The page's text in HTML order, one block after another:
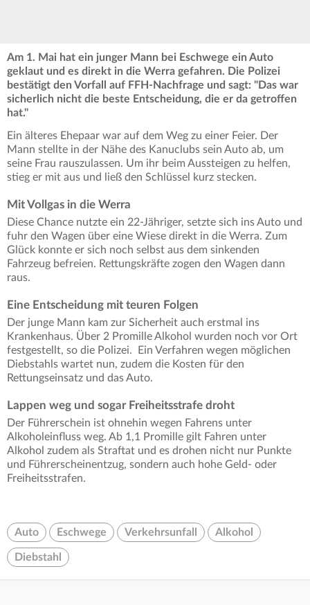
Am 1. Mai hat ein junger Mann bei Eschwege ein Auto
geklaut und es direkt in die Werra gefahren. Die Polizei
bestätigt den Vorfall auf FFH-Nachfrage und sagt: "Das war
sicherlich nicht die beste Entscheidung, die er da getroffen
hat."
Ein älteres Ehepaar war auf dem Weg zu einer Feier. Der
Mann stellte in der Nähe des Kanuclubs sein Auto ab, um
seine Frau rauszulassen. Um ihr beim Aussteigen zu helfen,
stieg er mit aus und ließ den Schlüssel kurz stecken.
Mit Vollgas in die Werra
Diese Chance nutzte ein 22-Jähriger, setzte sich ins Auto und
fuhr den Wagen über eine Wiese direkt in die Werra. Zum
Glück konnte er sich noch selbst aus dem sinkenden
Fahrzeug befreien. Rettungskräfte zogen den Wagen dann
raus.
Eine Entscheidung mit teuren Folgen
Der junge Mann kam zur Sicherheit auch erstmal ins
Krankenhaus. Über 2 Promille Alkohol wurden noch vor Ort
festgestellt, so die Polizei. Ein Verfahren wegen möglichen
Diebstahls wartet nun, zudem die Kosten für den
Rettungseinsatz und das Auto.
Lappen weg und sogar Freiheitsstrafe droht
Der Führerschein ist ohnehin wegen Fahrens unter
Alkoholeinfluss weg. Ab 1,1 Promille gilt Fahren unter
Alkohol zudem als Straftat und es drohen nicht nur Punkte
und Führerscheinentzug, sondern auch hohe Geld- oder
Freiheitsstrafen.
Auto Eschwege Verkehrsunfall Alkohol
Diebstahl